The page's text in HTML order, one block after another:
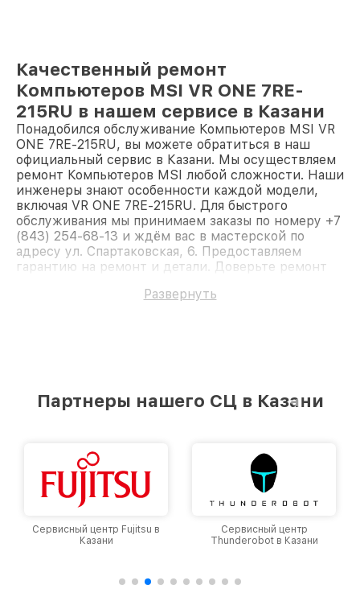
Качественный ремонт
Компьютеров MSI VR ONE 7RE-
215RU в нашем сервисе в Казани
Понадобился обслуживание Компьютеров MSI VR
ONE 7RE-215RU, вы можете обратиться в наш
официальный сервис в Казани. Мы осуществляем
ремонт Компьютеров MSI любой сложности. Наши
инженеры знают особенности каждой модели,
включая VR ONE 7RE-215RU. Для быстрого
обслуживания мы принимаем заказы по номеру +7
(843) 254-68-13 и ждём вас в мастерской по
адресу ул. Спартаковская, 6. Предоставляем
гарантию на ремонт и детали. Доверьте ремонт
Развернуть
Партнеры нашего СЦ в Казани
Сервисный центр Fujitsu в
Казани
Сервисный центр
Thunderobot в Казани